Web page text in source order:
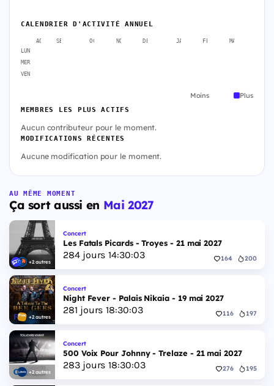
CALENDRIER D'ACTIVITÉ ANNUEL
AOÛT SEPT. OCT. NOV. DÉC. JANV. FÉVR. MARS
LUN
MER
VEN
Moins Plus
MEMBRES LES PLUS ACTIFS
Aucun contributeur pour le moment.
MODIFICATIONS RÉCENTES
Aucune modification pour le moment.
AU MÊME MOMENT
Ça sort aussi en Mai 2027
+2 autres
Concert
Les Fatals Picards - Troyes - 21 mai 2027
284jours 14:30:02 164 200
+2 autres
Concert
Night Fever - Palais Nikaia - 19 mai 2027
281 jours 18:30:02 116 197
+2 autres
Concert
500 Voix Pour Johnny - Trelaze - 21 mai 2027
283jours 18:30:02 276 195